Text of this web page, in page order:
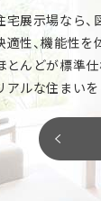
建てた
現までのスケジ
が違う？などな
ください。
から相
宅展示場なら
適性、機能性を
とんどが標準
アルな住まい